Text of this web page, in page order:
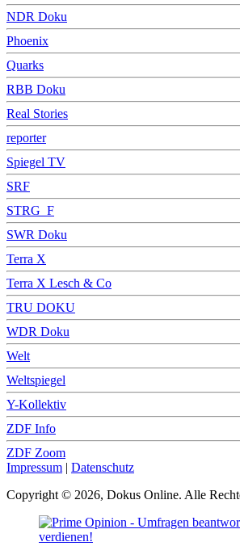
NDR Doku
Phoenix
Quarks
RBB Doku
Real Stories
reporter
Spiegel TV
SRF
STRG_F
SWR Doku
Terra X
Terra X Lesch & Co
TRU DOKU
WDR Doku
Welt
Weltspiegel
Y-Kollektiv
ZDF Info
ZDF Zoom
Impressum | Datenschutz
Copyright © 2026, Dokus Online. Alle